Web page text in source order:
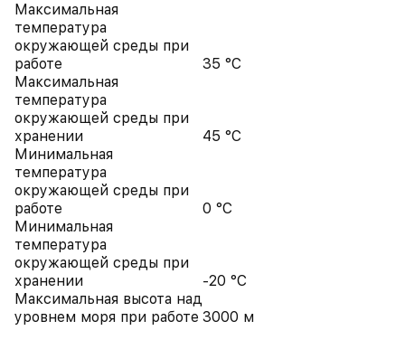
Максимальная
температура
окружающей среды при
работе
35 °C
Максимальная
температура
окружающей среды при
хранении
45 °C
Минимальная
температура
окружающей среды при
работе
0 °C
Минимальная
температура
окружающей среды при
хранении
-20 °C
Максимальная высота над
уровнем моря при работе 3000 м